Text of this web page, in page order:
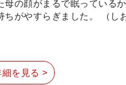
母の顔がまるで眠っている
ちがやすらぎました。 （し
を見る >